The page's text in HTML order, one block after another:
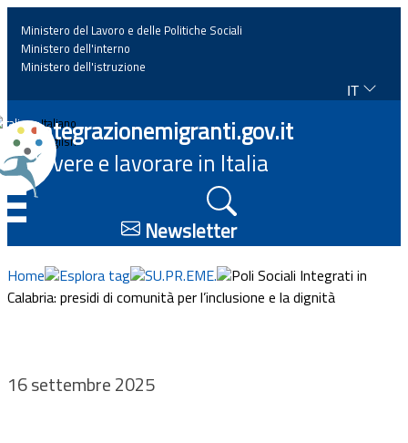
Home
News
Approfondimenti
Eventi
Progetti
Ministero del Lavoro e delle Politiche Sociali
Ministero dell'interno
Ministero dell'istruzione
IT
Italiano
English
Integrazionemigranti.gov.it
Vivere e lavorare in Italia
Newsletter
Home Esplora tag SU.PR.EME.
Poli Sociali Integrati in
Calabria: presidi di comunità per l’inclusione e la dignità
16 settembre 2025